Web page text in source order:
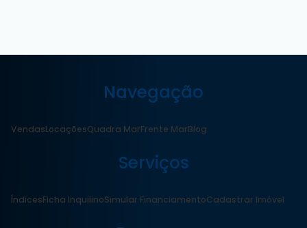
Navegação
VendasLocaçõesQuadra MarFrente MarBlog
Serviços
ÍndicesFicha InquilinoSimular FinanciamentoCadastrar Imóvel